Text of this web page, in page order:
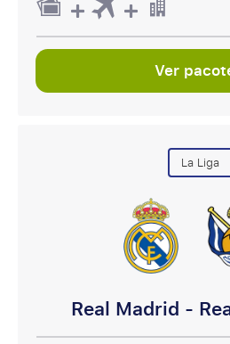
Ver
La Liga
Real Madrid -